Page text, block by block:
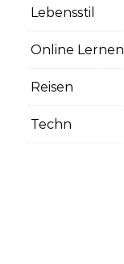
Lebensstil
Online Lernen
Reisen
Techn